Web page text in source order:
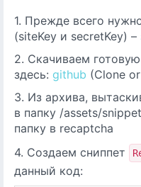
1. Прежде всего
(siteKey и secretKey) –
2. Скачиваем
здесь: github (Clone
3. Из архива,
в папку /assets/
папку в recaptcha
4. Создаем сниппет
данный код: